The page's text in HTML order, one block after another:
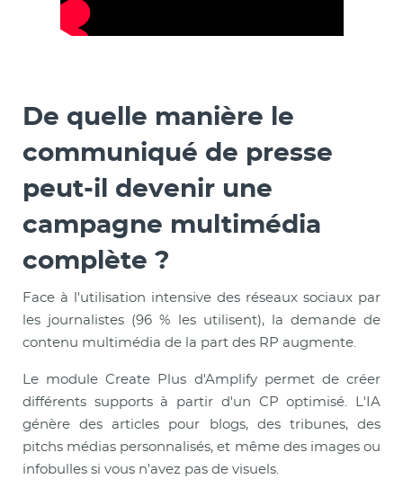
De quelle manière le
communiqué de presse
peut-il devenir une
campagne multimédia
complète ?
Face à l'utilisation intensive des réseaux sociaux par
les journalistes (96 % les utilisent), la demande de
contenu multimédia de la part des RP augmente.
Le module Create Plus d'Amplify permet de créer
différents supports à partir d'un CP optimisé. L'IA
génère des articles pour blogs, des tribunes, des
pitchs médias personnalisés, et même des images ou
infobulles si vous n'avez pas de visuels.